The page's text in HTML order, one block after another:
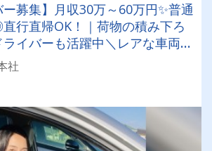
ー募集】月収30万～60万円✨普通
行直帰OK！｜荷物の積み下ろ
イバーも活躍中＼レアな車両に
☆彡／
社